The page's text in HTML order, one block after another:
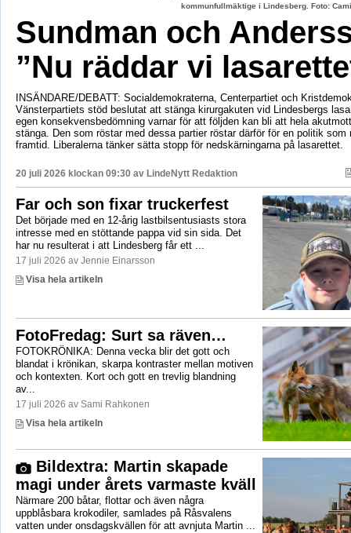
kommunfullmäktige i Lindesberg. Foto:
Sundman och
”Nu räddar vi
INSÄNDARE/DEBATT: Socialdemokraterna, Centerpartiet och
Vänsterpartiets stöd beslutat att stänga kirurgakuten vid Lindesbergs
egen konsekvensbedömning varnar för att följden kan bli att hela
stänga. Den som röstar med dessa partier röstar därför för en politik som
framtid. Liberalerna tänker sätta stopp för nedskärningarna på lasarettet.
20 juli 2026 klockan 09:30 av LindeNytt Redaktion
Far och son fixar truckerfest
Det började med en 12-årig lastbilsentusiasts stora
intresse med en stöttande pappa vid sin sida. Det
har nu resulterat i att Lindesberg får ett ...
17 juli 2026 av Jennie Einarsson
Visa hela artikeln
FotoFredag: Surt sa räven…
FOTOKRÖNIKA: Denna vecka blir det gott och
blandat i krönikan, skarpa kontraster mellan motiven
och kontexten. Kort och gott en trevlig blandning
av...
17 juli 2026 av Sami Rahkonen
Visa hela artikeln
Bildextra: Martin skapade
magi under årets varmaste kväll
Närmare 200 båtar, flottar och även några
uppblåsbara krokodiler, samlades på Råsvalens
vatten under onsdagskvällen för att avnjuta Martin ...